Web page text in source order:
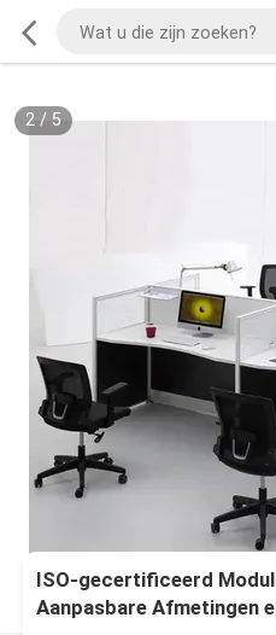
2/ 5
ISO-gecertificeerd
Aanpasbare Afmetingen